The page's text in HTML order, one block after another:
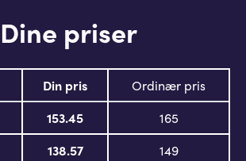
Dine priser
Din pris
Ordinær pris
153.45
165
138.57
149